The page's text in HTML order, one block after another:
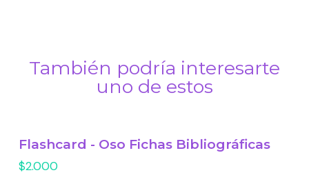
También podría interesarte
uno de estos
Flashcard - Oso Fichas Bibliográficas
$2.000